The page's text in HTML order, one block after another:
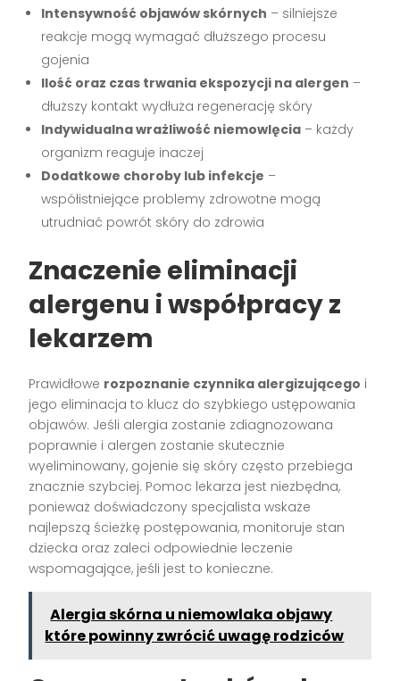
Intensywność objawów skórnych – silniejsze
reakcje mogą wymagać dłuższego procesu
gojenia
Ilość oraz czas trwania ekspozycji na alergen –
dłuższy kontakt wydłuża regenerację skóry
Indywidualna wrażliwość niemowlęcia – każdy
organizm reaguje inaczej
Dodatkowe choroby lub infekcje –
współistniejące problemy zdrowotne mogą
utrudniać powrót skóry do zdrowia
Znaczenie eliminacji
alergenu i współpracy z
lekarzem
Prawidłowe rozpoznanie czynnika alergizującego i
jego eliminacja to klucz do szybkiego ustępowania
objawów. Jeśli alergia zostanie zdiagnozowana
poprawnie i alergen zostanie skutecznie
wyeliminowany, gojenie się skóry często przebiega
znacznie szybciej. Pomoc lekarza jest niezbędna,
ponieważ doświadczony specjalista wskaże
najlepszą ścieżkę postępowania, monitoruje stan
dziecka oraz zaleci odpowiednie leczenie
wspomagające, jeśli jest to konieczne.
Alergia skórna u niemowlaka objawy
które powinny zwrócić uwagę rodziców